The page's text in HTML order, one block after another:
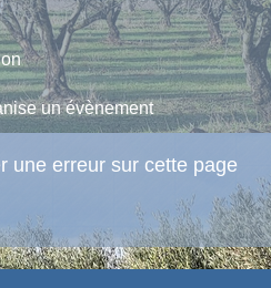
un évènement
une erreur sur cette page